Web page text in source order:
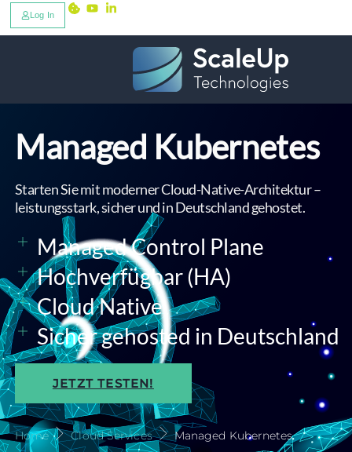
Log In
Managed Kubernetes
Starten Sie mit moderner Cloud-Native-Architektur –
leistungsstark, sicher und in Deutschland gehostet.
Managed Control Plane
Hochverfügbar (HA)
Cloud Native
Sicher gehosted in Deutschland
JETZT TESTEN!
Home Cloud Services Managed Kubernetes